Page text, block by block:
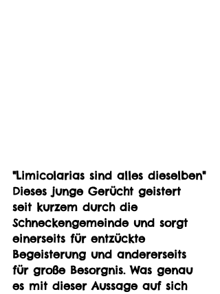
"Limicolarias sind alles dieselben"
Dieses junge Gerücht geistert
seit kurzem durch die
Schneckengemeinde und sorgt
einerseits für entzückte
Begeisterung und andererseits
für große Besorgnis. Was genau
es mit dieser Aussage auf sich